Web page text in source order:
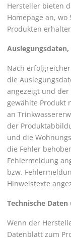
Hersteller bieten
Homepage an,
Produkten
Nach
die
angezeigt und der
gewählte Produkt
an
der
und die
die Fehler
Fehlermeldung
bzw.
Hinweistexte
Technische
Wenn der
Datenblatt zum